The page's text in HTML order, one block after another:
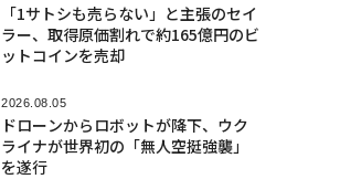
「1サトシも売らない」と主張のセイ
ラー、取得原価割れで約165億円のビ
ットコインを売却
2026.08.05
ドローンからロボットが降下、ウク
ライナが世界初の「無人空挺強襲」
を遂行